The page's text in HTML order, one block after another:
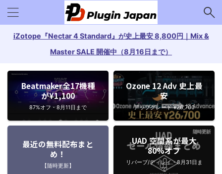
iZotope『Nectar 4 Standard』が史上最安 8,800円｜Mix &
Master SALE 開催中（8月16日まで）
Beatmaker全17機種
が¥1,100
87%オフ・8月11日まで
Ozone 12 Adv 史上最
安
アップグレード ¥26,700
最近の無料配布まと
め！
【随時更新】
UAD 空間系が最大
80%オフ
リバーブ/ディレイ・8月31日ま
で